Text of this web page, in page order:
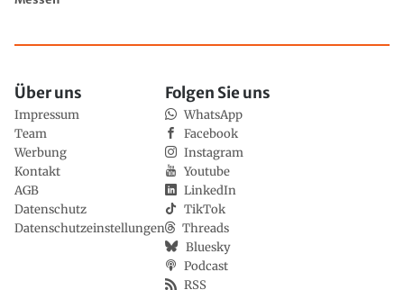
Über uns
Impressum
Team
Werbung
Kontakt
AGB
Datenschutz
Datenschutzeinstellungen
Folgen Sie uns
WhatsApp
Facebook
Instagram
Youtube
LinkedIn
TikTok
Threads
Bluesky
Podcast
RSS